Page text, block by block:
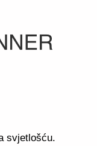
svjetlošću.